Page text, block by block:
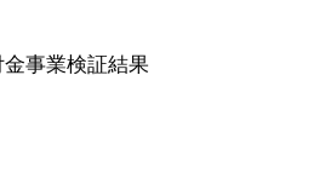
金事業検証結果